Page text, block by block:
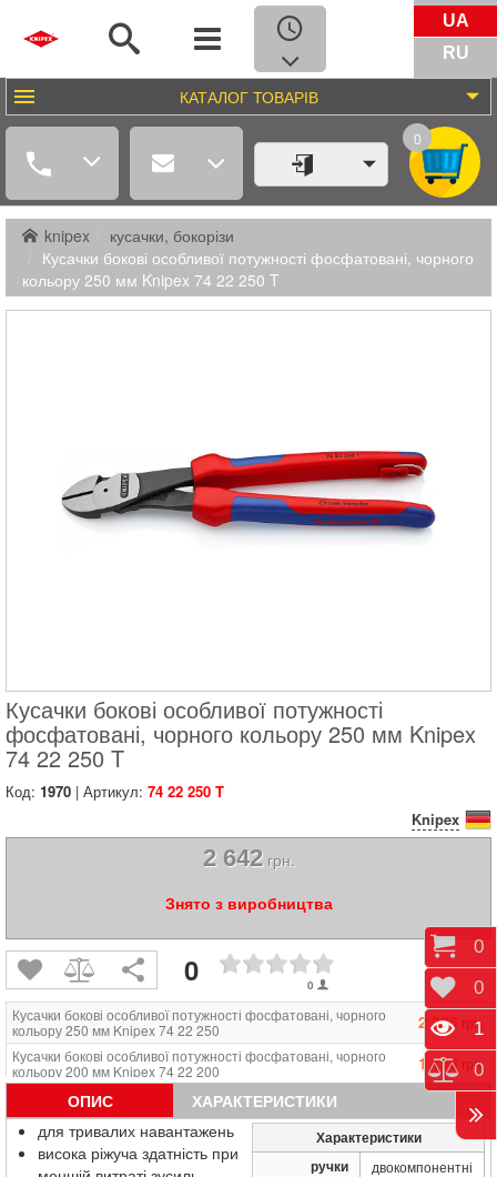
UA
RU
КАТАЛОГ ТОВАРІВ
0
knipex
кусачки, бокорізи
Кусачки бокові особливої ​​потужності фосфатовані, чорного
кольору 250 мм Knipex 74 22 250 T
Кусачки бокові особливої ​​потужності
фосфатовані, чорного кольору 250 мм Knipex
74 22 250 T
Код: 1970 | Артикул: 74 22 250 T
Knipex
2 642грн.
Знято з виробництва
0 0
Кусачки бокові особливої ​​потужності фосфатовані, чорного
кольору 250 мм Knipex 74 22 250
2 205
грн.
Кусачки бокові особливої ​​потужності фосфатовані, чорного
кольору 200 мм Knipex 74 22 200
1 758 грн.
Кусачки бокові особливої ​​потужності фосфатовані, чорного
кольору 250 мм Knipex 74 22 250 T
грн.
Кусачки бокові особливої ​​потужності фосфатовані, чорного
кольору 200 мм Knipex 74 22 200 T
1 698 грн.
ОПИС ХАРАКТЕРИСТИКИ
Характеристики
ручки
двокомпонентні
для тривалих навантажень
висока ріжуча здатність при
0
0
1
0